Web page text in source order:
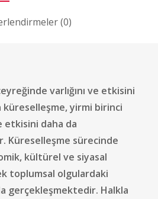
(0)
varlığını ve etkisini
yirmi birinci
etkisini daha da
Küreselleşme sürecinde
kültürel ve siyasal
toplumsal olgulardaki
gerçekleşmektedir. Halkla